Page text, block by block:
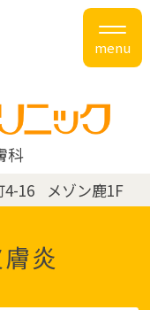
科
4-16 メゾン鹿1F
menu
炎